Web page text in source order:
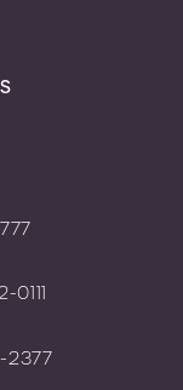
0111
2377